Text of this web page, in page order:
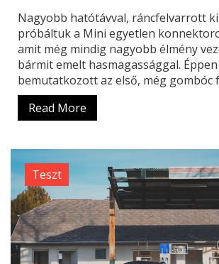
Nagyobb hatótávval, ráncfelvarrott
próbáltuk a Mini egyetlen
amit még mindig nagyobb élmény
bármit emelt hasmagassággal.
bemutatkozott az első, még gombóc
Read More
Teszt